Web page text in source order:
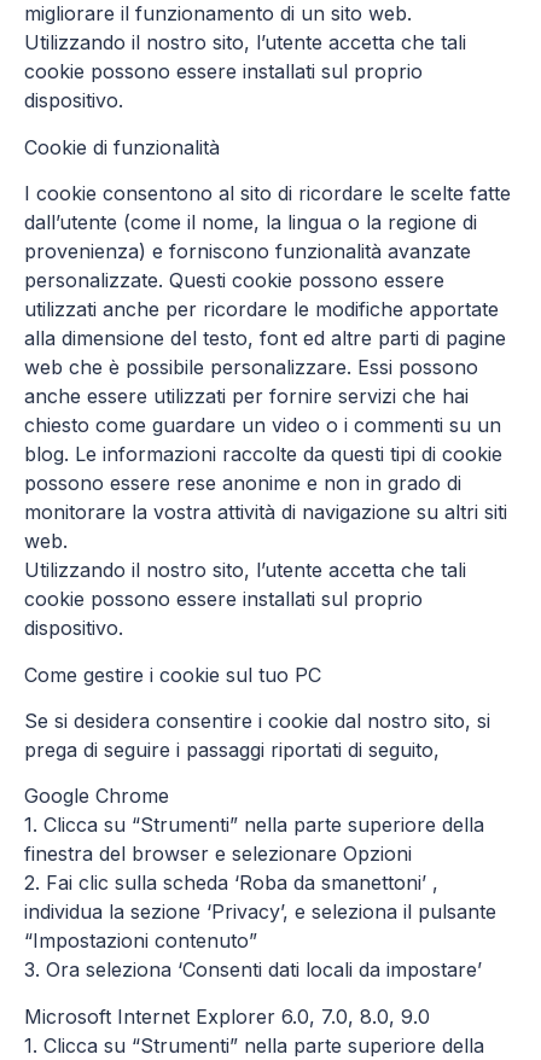
migliorare il funzionamento di un sito web.
Utilizzando il nostro sito, l’utente accetta che tali
cookie possono essere installati sul proprio
dispositivo.
Cookie di funzionalità
I cookie consentono al sito di ricordare le scelte fatte
dall’utente (come il nome, la lingua o la regione di
provenienza) e forniscono funzionalità avanzate
personalizzate. Questi cookie possono essere
utilizzati anche per ricordare le modifiche apportate
alla dimensione del testo, font ed altre parti di pagine
web che è possibile personalizzare. Essi possono
anche essere utilizzati per fornire servizi che hai
chiesto come guardare un video o i commenti su un
blog. Le informazioni raccolte da questi tipi di cookie
possono essere rese anonime e non in grado di
monitorare la vostra attività di navigazione su altri siti
web.
Utilizzando il nostro sito, l’utente accetta che tali
cookie possono essere installati sul proprio
dispositivo.
Come gestire i cookie sul tuo PC
Se si desidera consentire i cookie dal nostro sito, si
prega di seguire i passaggi riportati di seguito,
Google Chrome
1. Clicca su “Strumenti” nella parte superiore della
finestra del browser e selezionare Opzioni
2. Fai clic sulla scheda ‘Roba da smanettoni’ ,
individua la sezione ‘Privacy’, e seleziona il pulsante
“Impostazioni contenuto”
3. Ora seleziona ‘Consenti dati locali da impostare’
Microsoft Internet Explorer 6.0, 7.0, 8.0, 9.0
1. Clicca su “Strumenti” nella parte superiore della